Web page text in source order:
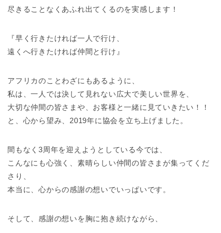
尽きることなくあふれ出てくるのを実感します！
『早く行きたければ一人で行け、
遠くへ行きたければ仲間と行け』
アフリカのことわざにもあるように、
私は、一人では決して見れない広大で美しい世界を、
大切な仲間の皆さまや、お客様と一緒に見ていきたい！！
と、心から望み、2019年に協会を立ち上げました。
間もなく3周年を迎えようとしている今では、
こんなにも心強く、素晴らしい仲間の皆さまが集ってくだ
さり、
本当に、心からの感謝の想いでいっぱいです。
そして、感謝の想いを胸に抱き続けながら、